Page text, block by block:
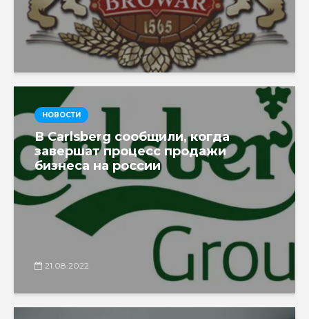
НОВОСТИ
В Carlsberg сообщили, когда
завершат процесс продажи
бизнеса на россии
21.08.2022